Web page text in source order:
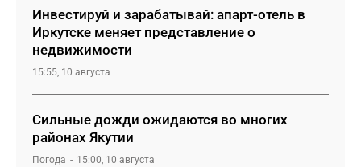
Инвестируй и зарабатывай: апарт-отель в
Иркутске меняет представление о
недвижимости
15:55, 10 августа
Сильные дожди ожидаются во многих
районах Якутии
Погода 15:00, 10 августа